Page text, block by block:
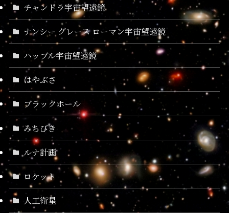
チャンドラ宇宙望遠鏡
ナンシー グレース ローマン宇宙望遠鏡
ハッブル宇宙望遠鏡
はやぶさ
ブラックホール
みちびき
ルナ計画
ロケット
人工衛星